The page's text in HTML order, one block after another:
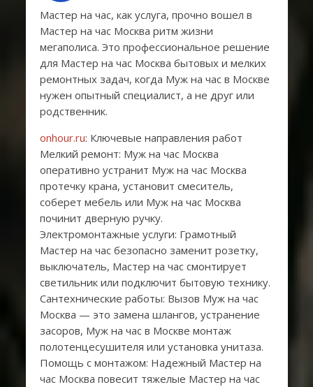
Мастер на час, как услуга, прочно вошел в
Мастер на час Москва ритм жизни
мегаполиса. Это профессиональное решение
для Мастер на час Москва бытовых и мелких
ремонтных задач, когда Муж на час в Москве
нужен опытный специалист, а не друг или
родственник.
onhour.ru: Ключевые направления работ
Мелкий ремонт: Муж на час Москва
оперативно устранит Муж на час Москва
протечку крана, установит смеситель,
соберет мебель или Муж на час Москва
починит дверную ручку.
Электромонтажные услуги: Грамотный
Мастер на час безопасно заменит розетку,
выключатель, Мастер на час смонтирует
светильник или подключит бытовую технику.
Сантехнические работы: Вызов Муж на час
Москва — это замена шлангов, устранение
засоров, Муж на час в Москве монтаж
полотенцесушителя или установка унитаза.
Помощь с монтажом: Надежный Мастер на
час Москва повесит тяжелые Мастер на час